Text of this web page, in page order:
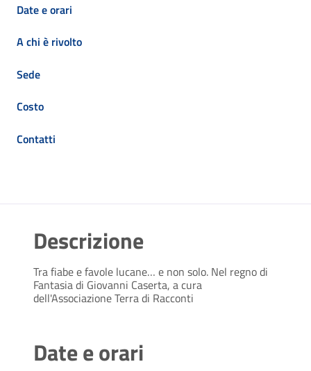
Date e orari
A chi è rivolto
Sede
Costo
Contatti
Descrizione
Tra fiabe e favole lucane… e non solo. Nel regno di
Fantasia di Giovanni Caserta, a cura
dell'Associazione Terra di Racconti
Date e orari